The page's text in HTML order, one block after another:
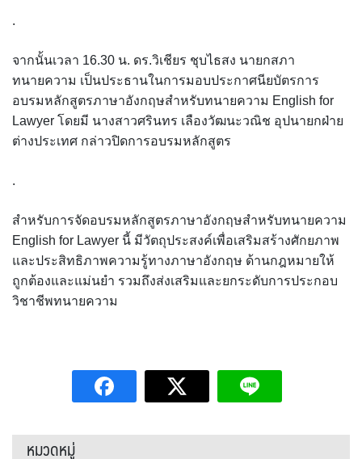
.
จากนั้นเวลา 16.30 น. ดร.วิเชียร ชุบไธสง นายกสภา
ทนายความ เป็นประธานในการมอบประกาศนียบัตรการ
อบรมหลักสูตรภาษาอังกฤษสำหรับทนายความ English for
Lawyer โดยมี นางสาวศรินทร เลืองวัฒนะวณิช อุปนายกฝ่าย
ต่างประเทศ กล่าวปิดการอบรมหลักสูตร
.
สำหรับการจัดอบรมหลักสูตรภาษาอังกฤษสำหรับทนายความ
English for Lawyer นี้ มีวัตถุประสงค์เพื่อเสริมสร้างศักยภาพ
และประสิทธิภาพความรู้ทางภาษาอังกฤษ ด้านกฎหมายให้
ถูกต้องและแม่นยำ รวมถึงส่งเสริมและยกระดับการประกอบ
วิชาชีพทนายความ
หมวดหมู่